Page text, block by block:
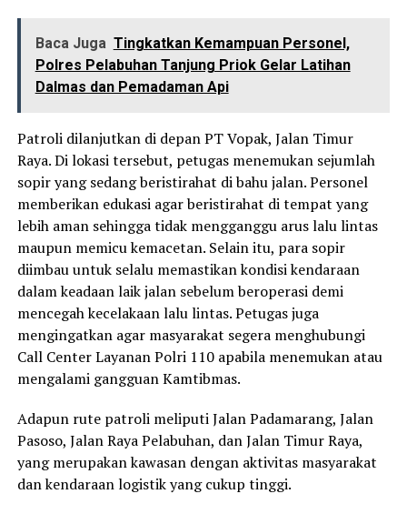
Baca Juga Tingkatkan Kemampuan Personel,
Polres Pelabuhan Tanjung Priok Gelar Latihan
Dalmas dan Pemadaman Api
Patroli dilanjutkan di depan PT Vopak, Jalan Timur
Raya. Di lokasi tersebut, petugas menemukan sejumlah
sopir yang sedang beristirahat di bahu jalan. Personel
memberikan edukasi agar beristirahat di tempat yang
lebih aman sehingga tidak mengganggu arus lalu lintas
maupun memicu kemacetan. Selain itu, para sopir
diimbau untuk selalu memastikan kondisi kendaraan
dalam keadaan laik jalan sebelum beroperasi demi
mencegah kecelakaan lalu lintas. Petugas juga
mengingatkan agar masyarakat segera menghubungi
Call Center Layanan Polri 110 apabila menemukan atau
mengalami gangguan Kamtibmas.
Adapun rute patroli meliputi Jalan Padamarang, Jalan
Pasoso, Jalan Raya Pelabuhan, dan Jalan Timur Raya,
yang merupakan kawasan dengan aktivitas masyarakat
dan kendaraan logistik yang cukup tinggi.